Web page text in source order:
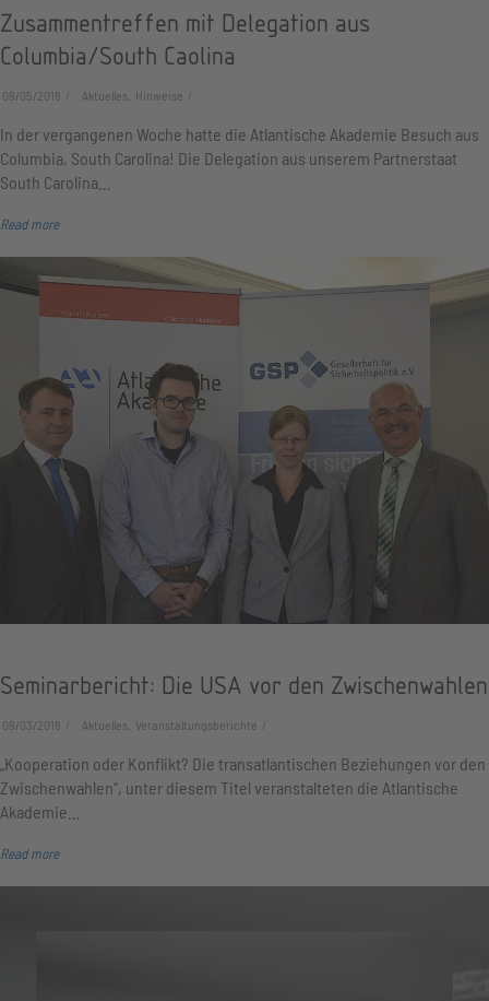
Zusammentreffen mit Delegation aus
Columbia/South Caolina
09/05/2018 Aktuelles, Hinweise
In der vergangenen Woche hatte die Atlantische Akademie Besuch aus
Columbia, South Carolina! Die Delegation aus unserem Partnerstaat
South Carolina…
Read more
Seminarbericht: Die USA vor den Zwischenwahlen
09/03/2018 Aktuelles, Veranstaltungsberichte
„Kooperation oder Konflikt? Die transatlantischen Beziehungen vor den
Zwischenwahlen“, unter diesem Titel veranstalteten die Atlantische
Akademie…
Read more